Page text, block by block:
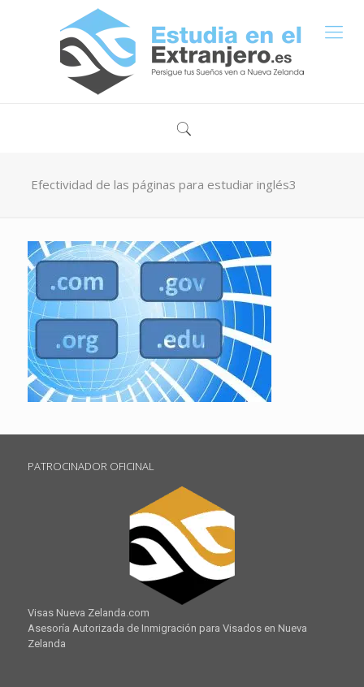
Efectividad de las páginas para estudiar inglés3
PATROCINADOR OFICINAL
Visas Nueva Zelanda.com
Asesoría Autorizada de Inmigración para Visados en Nueva
Zelanda